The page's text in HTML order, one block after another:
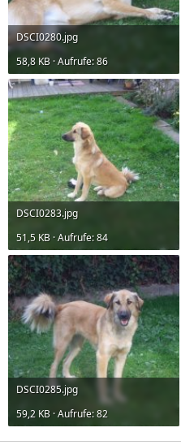
DSCI0280.jpg
58,8 KB · Aufrufe: 86
DSCI0283.jpg
51,5 KB · Aufrufe: 84
DSCI0285.jpg
59,2 KB · Aufrufe: 82